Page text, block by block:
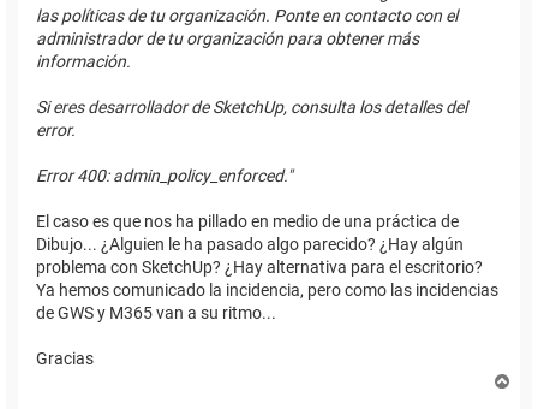
las políticas de tu organización. Ponte en contacto con el
administrador de tu organización para obtener más
información.
Si eres desarrollador de SketchUp, consulta los detalles del
error.
Error 400: admin_policy_enforced."
El caso es que nos ha pillado en medio de una práctica de
Dibujo... ¿Alguien le ha pasado algo parecido? ¿Hay algún
problema con SketchUp? ¿Hay alternativa para el escritorio?
Ya hemos comunicado la incidencia, pero como las incidencias
de GWS y M365 van a su ritmo...
Gracias